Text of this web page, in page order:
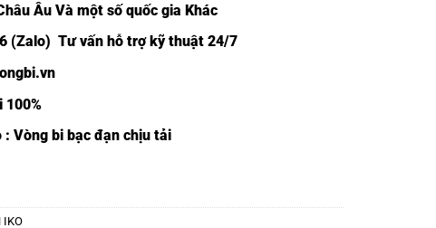
Âu Và một số quốc gia Khác
(Zalo) Tư vấn hỗ trợ kỹ thuật 24/7
100%
: Vòng bi bạc đạn chịu tải
IKO